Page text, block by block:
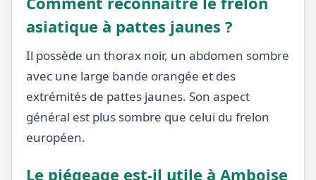
asiatique à pattes jaunes ?
Il possède un thorax noir, un abdomen sombre
avec une large bande orangée et des
extrémités de pattes jaunes. Son aspect
général est plus sombre que celui du frelon
européen.
Le piégeage est-il utile à Amboise